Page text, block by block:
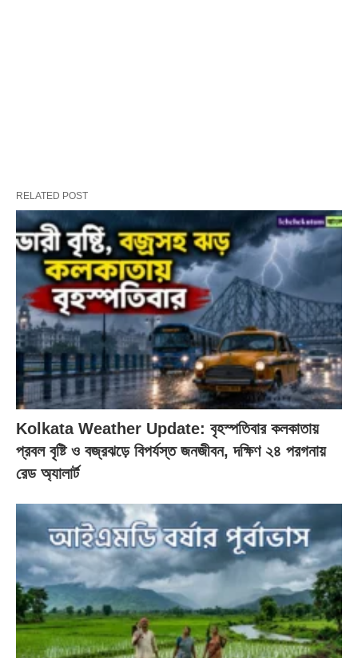
RELATED POST
Kolkata Weather Update: বৃহস্পতিবার কলকাতায়
প্রবল বৃষ্টি ও বজ্রঝড়ে বিপর্যস্ত জনজীবন, দক্ষিণ ২৪ পরগনায়
রেড অ্যালার্ট